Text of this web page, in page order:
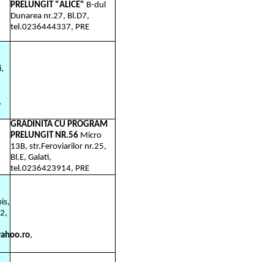
PRELUNGIT "ALICE" B-dul
Dunarea nr.27, Bl.D7,
tel.0236444337, PRE
,
GRADINITA CU PROGRAM
PRELUNGIT NR.56 Micro
13B, str.Feroviarilor nr.25,
Bl.E, Galati,
tel.0236423914, PRE
,